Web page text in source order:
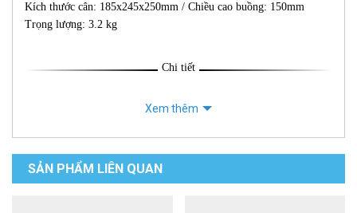
Kích thước cân: 185x245x250mm / Chiều cao buồng: 150mm
Trọng lượng: 3.2 kg
Chi tiết
Xem thêm
SẢN PHẨM LIÊN QUAN